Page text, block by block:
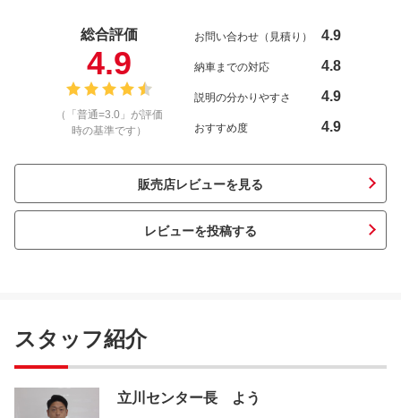
総合評価
4.9
（「普通=3.0」が評価
時の基準です）
お問い合わせ（見積り） 4.9
納車までの対応 4.8
説明の分かりやすさ 4.9
おすすめ度 4.9
販売店レビューを見る
レビューを投稿する
スタッフ紹介
立川センター長 よう